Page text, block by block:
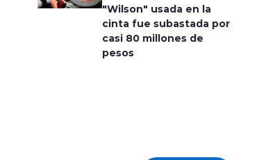
"Wilson" usada en la
cinta fue subastada por
casi 80 millones de
pesos